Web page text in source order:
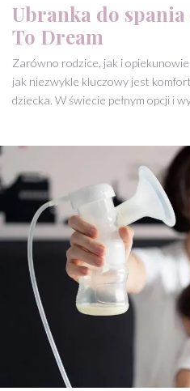
Ubranka do
To Dream
Zarówno rodzice, jak i
jak niezwykle kluczowy jest
dziecka. W świecie pełnym opcji i